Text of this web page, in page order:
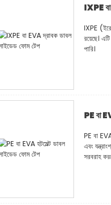
IXPE
IXPE
রয়েছে।
পারি।
PE বা
PE বা
এবং
সরবরাহ